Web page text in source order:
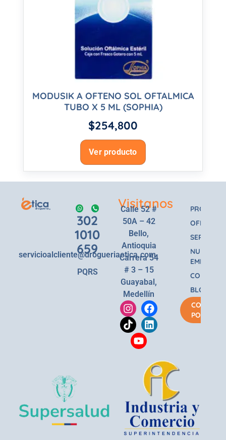
MODUSIK A OFTENO SOL OFTALMICA
TUBO X 5 ML (SOPHIA)
$254,800
Ver producto
302
1010
659
servicioalcliente@drogueriaetica.com
PQRS
Visitanos
Calle 52 #
50A – 42
Bello,
Antioquia
Carrera 54
# 3 – 15
Guayabal,
Medellín
OFERTAS
SERVICIOS
NUESTRA
EMPRESA
BLOG
COMPRA
POR